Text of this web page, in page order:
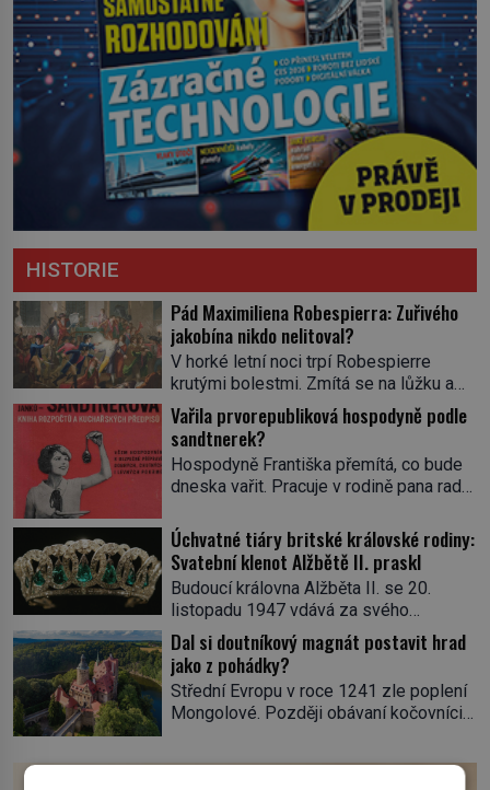
HISTORIE
Pád Maximiliena Robespierra: Zuřivého
jakobína nikdo nelitoval?
V horké letní noci trpí Robespierre
krutými bolestmi. Zmítá se na lůžku a
hlavou mu víří kolotoč myšlenek. Když
se probere z mdlob, vzpomene si na
jednu z pařížských jasnovidek, kterou
před lety navštívil. Prorokovala mu
tragický osud. Tehdy se jí vysmál.
prohlásil o něm jiný významný
francouzský revolucionář, Honoré de
Mirabeau […]
Vařila prvorepubliková hospodyně podle
sandtnerek?
Hospodyně Františka přemítá, co bude
dneska vařit. Pracuje v rodině pana rady
rychle v jedné ze „sandtnerek“.
„Zaplaťpánbůh, že už nemusíme chodit
s lístky,“ povzdechne si směrem ke
služce, kterou má v kuchyni k ruce.
Ještě v prvních letech nové republiky
fungoval kvůli nedostatku zboží
přídělový systém. […]
Úchvatné tiáry britské královské rodiny:
Svatební klenot Alžbětě II. praskl
Budoucí královna Alžběta II. se 20.
listopadu 1947 vdává za svého
vyvoleného Filipa Mountbattena. Aby
měla na obřad ve Westminsteru podle
tradice „něco vypůjčeného“, její matka jí
věnuje jedinečný šperk ze své
soukromé kolekce – diamantovou tiáru
tiára,“ zhodnotil klenot britský politik Sir
Dal si doutníkový magnát postavit hrad
jako z pohádky?
Střední Evropu v roce 1241 zle poplení
Mongolové. Později obávaní kočovníci
jednat. Na další případné řádění barbarů